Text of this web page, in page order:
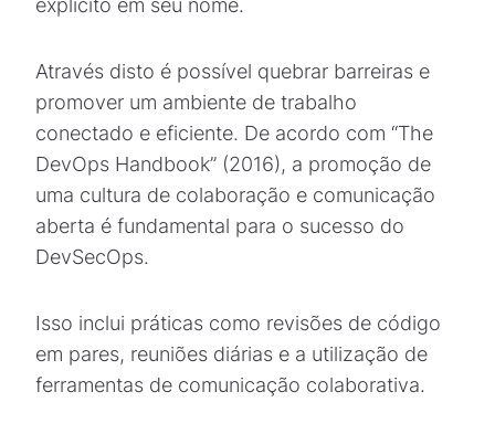
explícito em seu nome.
Através disto é possível quebrar barreiras e
promover um ambiente de trabalho
conectado e eficiente. De acordo com “The
DevOps Handbook” (2016), a promoção de
uma cultura de colaboração e comunicação
aberta é fundamental para o sucesso do
DevSecOps.
Isso inclui práticas como revisões de código
em pares, reuniões diárias e a utilização de
ferramentas de comunicação colaborativa.